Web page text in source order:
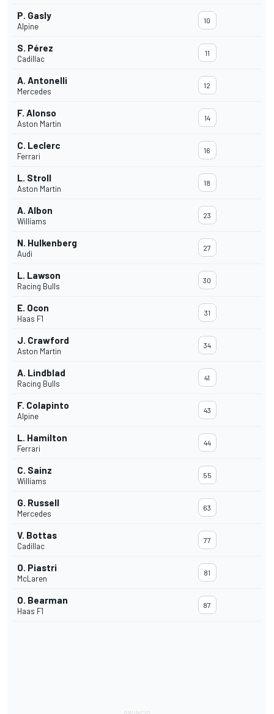
P. Gasly
Alpine
10
S. Pérez
Cadillac
11
A. Antonelli
Mercedes
12
F. Alonso
Aston Martin
14
C. Leclerc
Ferrari
16
L. Stroll
Aston Martin
18
A. Albon
Williams
23
N. Hulkenberg
Audi
27
L. Lawson
Racing Bulls
30
E. Ocon
Haas F1
31
J. Crawford
Aston Martin
34
A. Lindblad
Racing Bulls
41
F. Colapinto
Alpine
43
L. Hamilton
Ferrari
44
C. Sainz
Williams
55
G. Russell
Mercedes
63
V. Bottas
Cadillac
77
O. Piastri
McLaren
81
O. Bearman
Haas F1
87